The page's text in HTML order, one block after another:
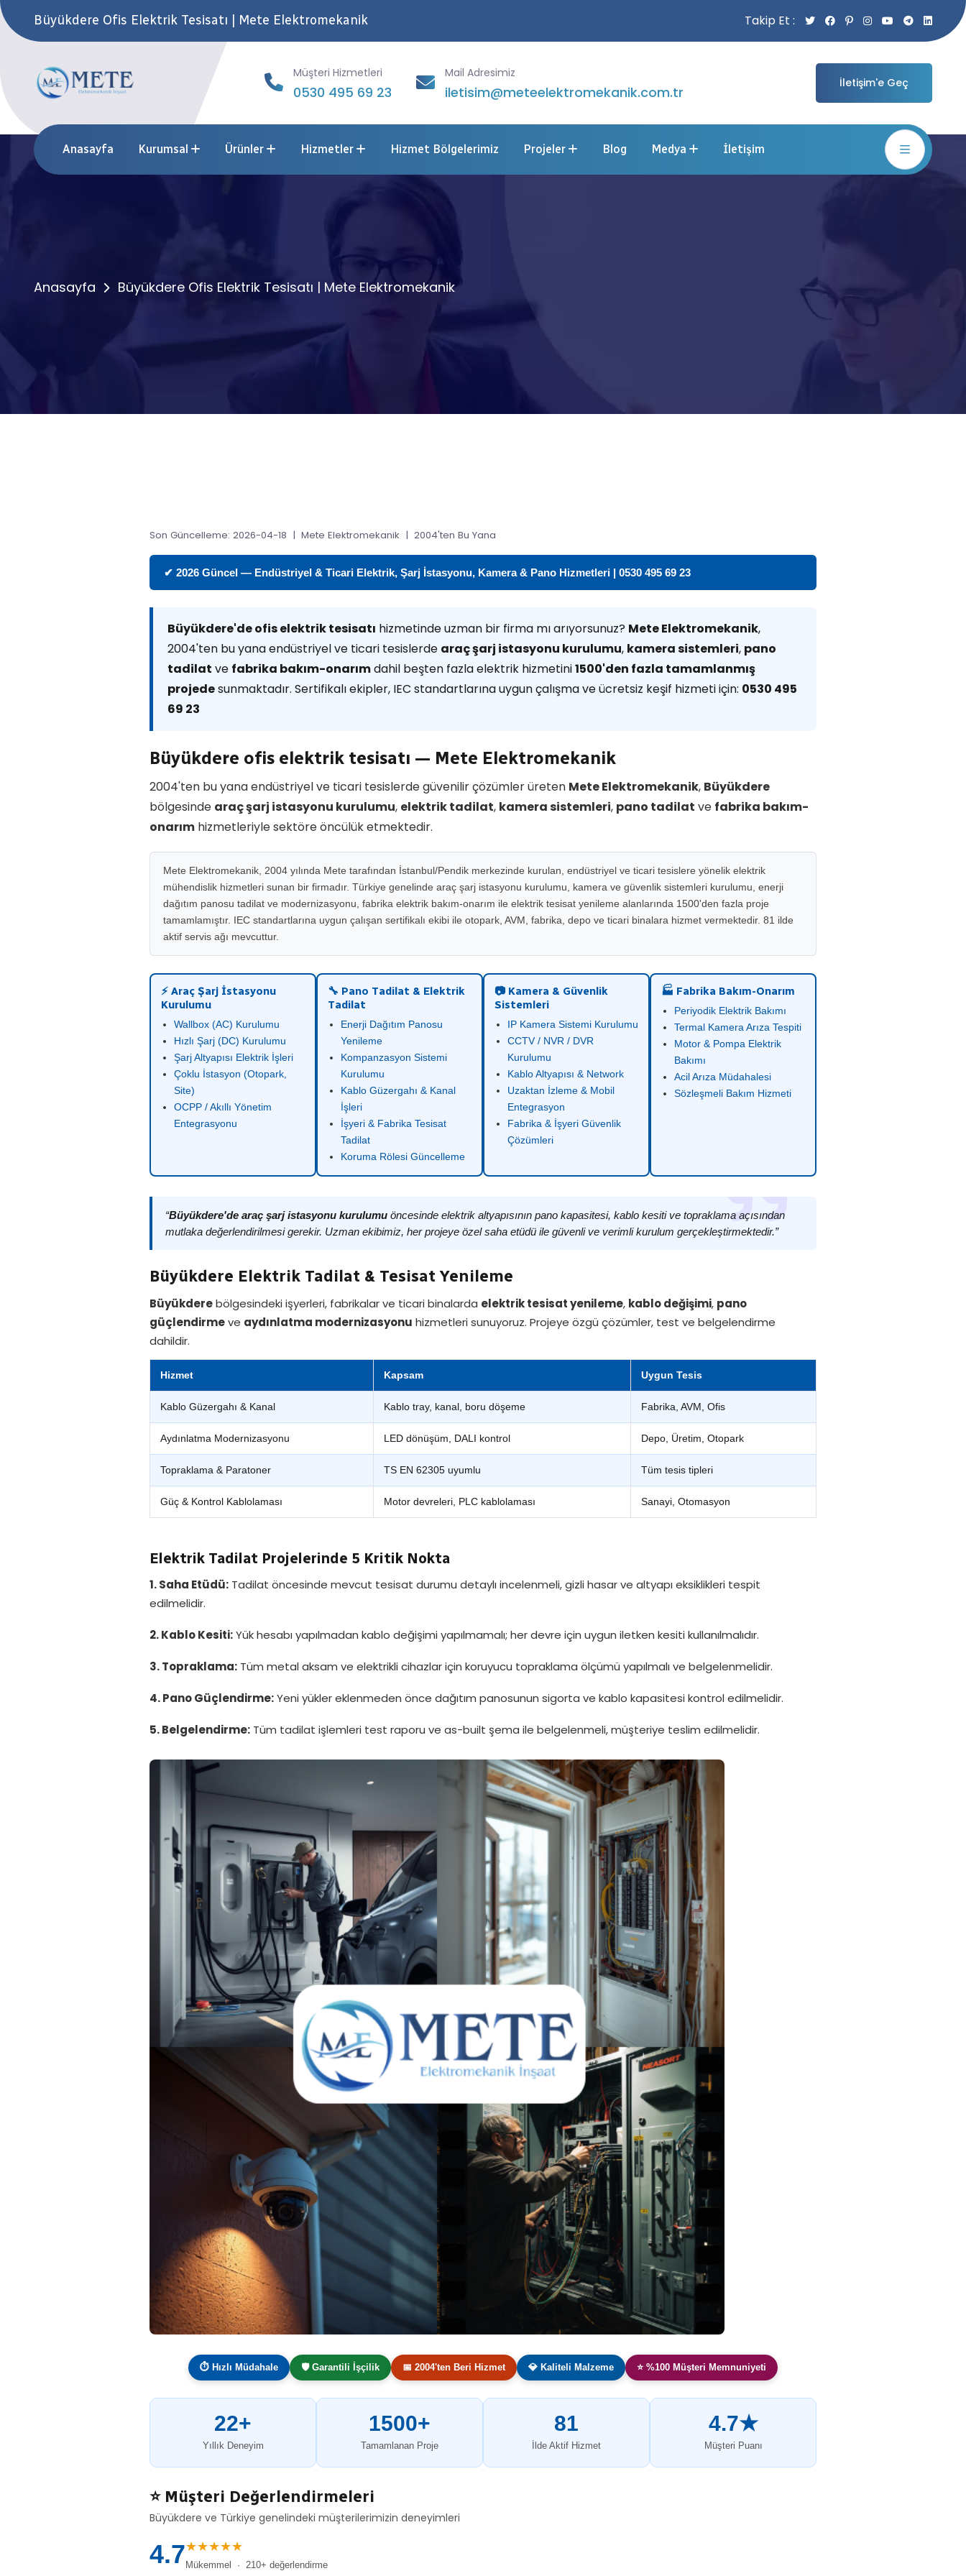
Büyükdere Ofis Elektrik Tesisatı | Mete Elektromekanik Takip Et :
Müşteri Hizmetleri
0530 495 69 23
Mail Adresimiz
iletisim@meteelektromekanik.com.tr
İletişim'e Geç
Anasayfa Kurumsal Ürünler Hizmetler Hizmet Bölgelerimiz Projeler Blog Medya İletişim
Anasayfa Büyükdere Ofis Elektrik Tesisatı | Mete Elektromekanik
Son Güncelleme: 2026-04-18 | Mete Elektromekanik | 2004'ten Bu Yana
✔ 2026 Güncel — Endüstriyel & Ticari Elektrik, Şarj İstasyonu, Kamera & Pano Hizmetleri | 0530 495 69 23
Büyükdere'de ofis elektrik tesisatı hizmetinde uzman bir firma mı arıyorsunuz? Mete Elektromekanik,
2004'ten bu yana endüstriyel ve ticari tesislerde araç şarj istasyonu kurulumu, kamera sistemleri, pano
tadilat ve fabrika bakım-onarımdahil beşten fazla elektrik hizmetini1500'den fazla tamamlanmış
projedesunmaktadır. Sertifikalı ekipler, IEC standartlarına uygun çalışma ve ücretsiz keşif hizmeti için: 0530 495
69 23
Büyükdere ofis elektrik tesisatı — Mete Elektromekanik
2004'ten bu yana endüstriyel ve ticari tesislerde güvenilir çözümler üreten Mete Elektromekanik, Büyükdere
bölgesinde araç şarj istasyonu kurulumu, elektrik tadilat, kamera sistemleri, pano tadilat ve fabrika bakım-
onarım hizmetleriyle sektöre öncülük etmektedir.
Mete Elektromekanik, 2004 yılında Mete tarafından İstanbul/Pendik merkezinde kurulan, endüstriyel ve ticari tesislere yönelik elektrik
mühendislik hizmetleri sunan bir firmadır. Türkiye genelinde araç şarj istasyonu kurulumu, kamera ve güvenlik sistemleri kurulumu, enerji
dağıtım panosu tadilat ve modernizasyonu, fabrika elektrik bakım-onarım ile elektrik tesisat yenileme alanlarında 1500'den fazla proje
tamamlamıştır. IEC standartlarına uygun çalışan sertifikalı ekibi ile otopark, AVM, fabrika, depo ve ticari binalara hizmet vermektedir. 81 ilde
aktif servis ağı mevcuttur.
⚡ Araç Şarj İstasyonu
Kurulumu
Wallbox (AC) Kurulumu
Hızlı Şarj (DC) Kurulumu
Şarj Altyapısı Elektrik İşleri
Çoklu İstasyon (Otopark,
Site)
OCPP / Akıllı Yönetim
Entegrasyonu
🔧 Pano Tadilat & Elektrik
Tadilat
Enerji Dağıtım Panosu
Yenileme
Kompanzasyon Sistemi
Kurulumu
Kablo Güzergahı & Kanal
İşleri
İşyeri & Fabrika Tesisat
Tadilat
Koruma Rölesi Güncelleme
📷 Kamera & Güvenlik
Sistemleri
IP Kamera Sistemi Kurulumu
CCTV / NVR / DVR
Kurulumu
Kablo Altyapısı & Network
Uzaktan İzleme & Mobil
Entegrasyon
Fabrika & İşyeri Güvenlik
Çözümleri
🏭 Fabrika Bakım-Onarım
Periyodik Elektrik Bakımı
Termal Kamera Arıza Tespiti
Motor & Pompa Elektrik
Bakımı
Acil Arıza Müdahalesi
Sözleşmeli Bakım Hizmeti
“Büyükdere'de araç şarj istasyonu kurulumu öncesinde elektrik altyapısının pano kapasitesi, kablo kesiti ve topraklama açısından
mutlaka değerlendirilmesi gerekir. Uzman ekibimiz, her projeye özel saha etüdü ile güvenli ve verimli kurulum gerçekleştirmektedir.”
Büyükdere Elektrik Tadilat & Tesisat Yenileme
Büyükderebölgesindeki işyerleri, fabrikalar ve ticari binalarda elektrik tesisat yenileme, kablo değişimi, pano
güçlendirmeve aydınlatma modernizasyonu hizmetleri sunuyoruz. Projeye özgü çözümler, test ve belgelendirme
dahildir.
Hizmet Kapsam Uygun Tesis
Kablo Güzergahı & Kanal Kablo tray, kanal, boru döşeme Fabrika, AVM, Ofis
Aydınlatma Modernizasyonu LED dönüşüm, DALI kontrol Depo, Üretim, Otopark
Topraklama & Paratoner TS EN 62305 uyumlu Tüm tesis tipleri
Güç & Kontrol Kablolaması Motor devreleri, PLC kablolaması Sanayi, Otomasyon
Elektrik Tadilat Projelerinde 5 Kritik Nokta
1. Saha Etüdü: Tadilat öncesinde mevcut tesisat durumu detaylı incelenmeli, gizli hasar ve altyapı eksiklikleri tespit
edilmelidir.
2. Kablo Kesiti:Yük hesabı yapılmadan kablo değişimi yapılmamalı; her devre için uygun iletken kesiti kullanılmalıdır.
3. Topraklama: Tüm metal aksam ve elektrikli cihazlar için koruyucu topraklama ölçümü yapılmalı ve belgelenmelidir.
4. Pano Güçlendirme:Yeni yükler eklenmeden önce dağıtım panosunun sigorta ve kablo kapasitesi kontrol edilmelidir.
5. Belgelendirme: Tüm tadilat işlemleri test raporu ve as-built şema ile belgelenmeli, müşteriye teslim edilmelidir.
⏱ Hızlı Müdahale 🛡️ Garantili İşçilik 📅 2004'ten Beri Hizmet 💎 Kaliteli Malzeme ⭐ %100 Müşteri Memnuniyeti
22+
Yıllık Deneyim
1500+
Tamamlanan Proje
81
İlde Aktif Hizmet
4.7★
Müşteri Puanı
⭐ Müşteri Değerlendirmeleri
Büyükdere ve Türkiye genelindeki müşterilerimizin deneyimleri
4.7★★★★★
Mükemmel · 210+ değerlendirme